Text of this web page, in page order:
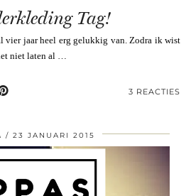
Tag!
vier jaar heel erg gelukkig van. Zodra ik wist
niet laten al …
3 REACTIES
23 JANUARI 2015